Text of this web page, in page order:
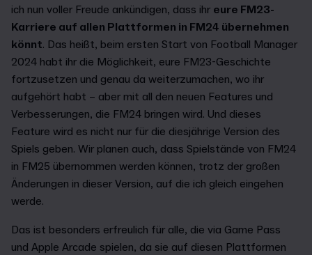
ich nun voller Freude ankündigen, dass ihr eure FM23-
Karriere auf allen Plattformen in FM24 übernehmen
könnt. Das heißt, beim ersten Start von Football Manager
2024 habt ihr die Möglichkeit, eure FM23-Geschichte
fortzusetzen und genau da weiterzumachen, wo ihr
aufgehört habt – aber mit all den neuen Features und
Verbesserungen, die FM24 bringen wird. Und dieses
Feature wird es nicht nur für die diesjährige Version des
Spiels geben. Wir planen auch, dass Spielstände von FM24
in FM25 übernommen werden können, trotz der großen
Änderungen in dieser Version, auf die ich gleich eingehen
werde.
Das ist besonders erfreulich für alle, die via Game Pass
und Apple Arcade spielen, da sie auf diesen Plattformen